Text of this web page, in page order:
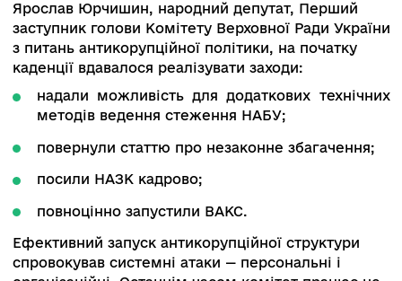
«правила—ресурси—люди», у нас спочатку
підбирають людей, а правила стоять після.
Реформа Рябошапки — класичний випадок,
реформа робиться під людину. Зараз так само
відбувається далі», — так спікер
«Правозахисної ініціативи», в аспекті теми
Нацполіції в умовах пандемії вказав на
виконання антикоронавірусних обмежень.